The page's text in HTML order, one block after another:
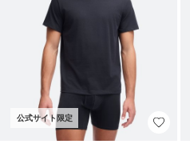
公式サイト限定